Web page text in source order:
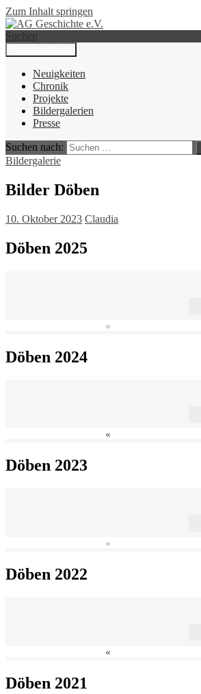
Zum Inhalt springen
AG Geschichte e.V.
Suchen
Neuigkeiten
Chronik
Projekte
Bildergalerien
Presse
Suchen nach:
Bildergalerie
Bilder Döben
10. Oktober 2023 Claudia
Döben 2025
«
Döben 2024
«
Döben 2023
«
Döben 2022
«
Döben 2021